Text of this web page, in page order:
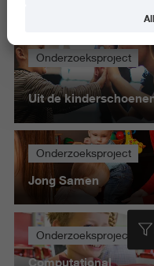
Onderzoeksproject
Uit de
Onderzoeksproject
Jong Samen
Onderzoeksproject
Computational